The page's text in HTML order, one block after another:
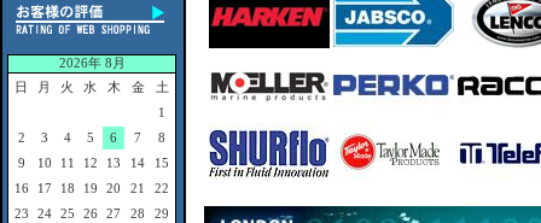
2026年 8月
日
月 火 水 木 金
土
1
2
3 4 5 6 7
8
9
10 11 12 13 14
15
16
17 18 19 20 21
22
23
24 25 26 27 28
29